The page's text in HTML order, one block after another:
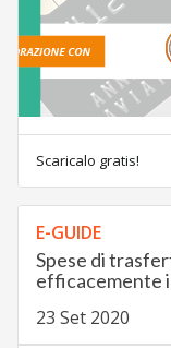
Scaricalo gratis!
E-GUIDE
Spese di
efficacemente
23 Set 2020